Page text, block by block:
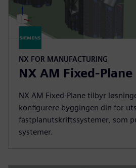
NX FOR MANUFACTURING
NX AM Fixed-Plane
NX AM Fixed-Plane tilbyr
konfigurere byggingen din for
fastplanutskriftssystemer, som
systemer.